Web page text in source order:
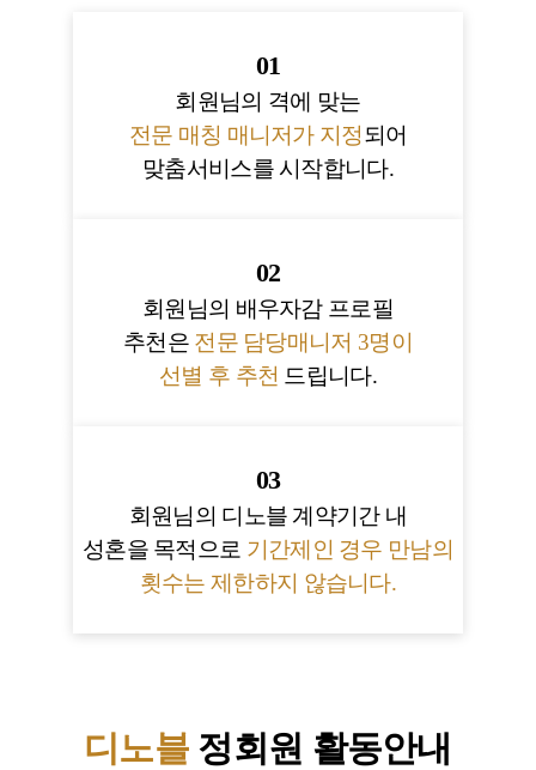
01
회원님의 격에 맞는
전문 매칭 매니저가 지정되어
맞춤서비스를 시작합니다.
02
회원님의 배우자감 프로필
추천은 전문 담당매니저 3명이
선별 후 추천 드립니다.
03
회원님의 디노블 계약기간 내
성혼을 목적으로 기간제인 경우 만남의
횟수는 제한하지 않습니다.
디노블 정회원 활동안내